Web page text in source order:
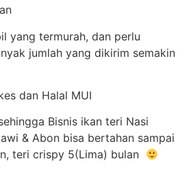
yang termurah, dan perlu
jumlah yang dikirim semakin
dan Halal MUI
Bisnis ikan teri Nasi
& Abon bisa bertahan sampai
teri crispy 5(Lima) bulan